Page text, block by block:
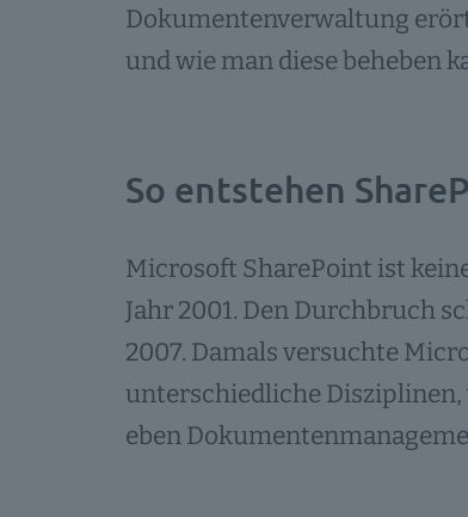
Dokumentenverwaltung
und wie man diese beheben
So entstehen
Microsoft SharePoint ist
Jahr 2001. Den Durchbruch
2007. Damals versuchte
unterschiedliche
eben